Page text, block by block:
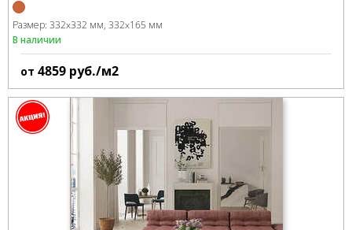
Размер: 332x332 мм 332x165 мм
В наличии
от 4859 руб./м2